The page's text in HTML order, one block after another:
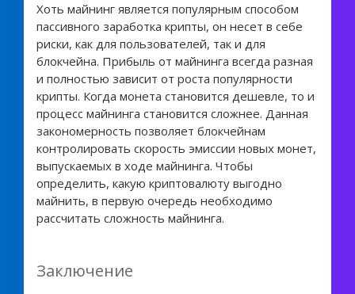
Хоть майнинг является популярным способом
пассивного заработка крипты, он несет в себе
риски, как для пользователей, так и для
блокчейна. Прибыль от майнинга всегда разная
и полностью зависит от роста популярности
крипты. Когда монета становится дешевле, то и
процесс майнинга становится сложнее. Данная
закономерность позволяет блокчейнам
контролировать скорость эмиссии новых монет,
выпускаемых в ходе майнинга. Чтобы
определить, какую криптовалюту выгодно
майнить, в первую очередь необходимо
рассчитать сложность майнинга.
Заключение